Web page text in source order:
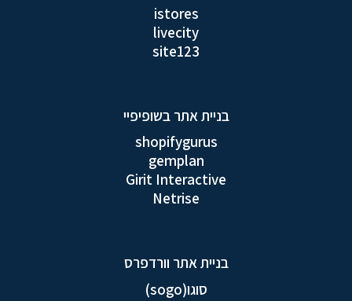
istores
livecity
site123
בניית אתר בשופיפיי
shopifygurus
gemplan
Girit Interactive
Netrise
בניית אתר וורדפרס
סוגו(sogo)